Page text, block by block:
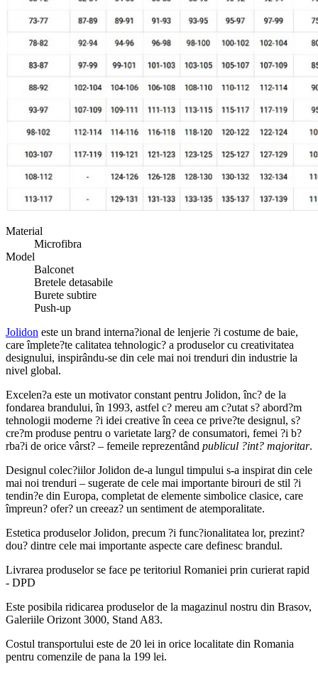
Material
Microfibra
Model
Balconet
Bretele detasabile
Burete subtire
Push-up
Jolidon este un brand interna?ional de lenjerie ?i costume de baie,
care împlete?te calitatea tehnologic? a produselor cu creativitatea
designului, inspirându-se din cele mai noi trenduri din industrie la
nivel global.
Excelen?a este un motivator constant pentru Jolidon, înc? de la
fondarea brandului, în 1993, astfel c? mereu am c?utat s? abord?m
tehnologii moderne ?i idei creative în ceea ce prive?te designul, s?
cre?m produse pentru o varietate larg? de consumatori, femei ?i b?
rba?i de orice vârst? – femeile reprezentând publicul ?int? majoritar.
Designul colec?iilor Jolidon de-a lungul timpului s-a inspirat din cele
mai noi trenduri – sugerate de cele mai importante birouri de stil ?i
tendin?e din Europa, completat de elemente simbolice clasice, care
împreun? ofer? un creeaz? un sentiment de atemporalitate.
Estetica produselor Jolidon, precum ?i func?ionalitatea lor, prezint?
dou? dintre cele mai importante aspecte care definesc brandul.
Livrarea produselor se face pe teritoriul Romaniei prin curierat rapid
- DPD
Este posibila ridicarea produselor de la magazinul nostru din Brasov,
Galeriile Orizont 3000, Stand A83.
Costul transportului este de 20 lei in orice localitate din Romania
pentru comenzile de pana la 199 lei.